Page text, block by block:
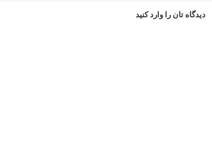
دیدگاه تان را وارد کنید